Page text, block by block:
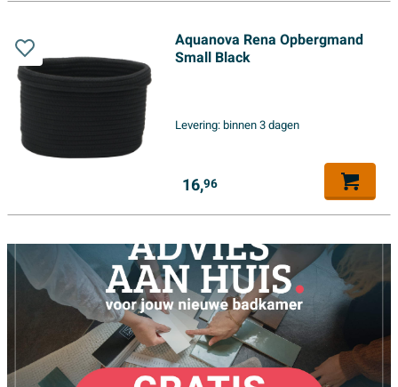
Aquanova Rena Opbergmand
Small Black
Levering:binnen 3 dagen
16,96